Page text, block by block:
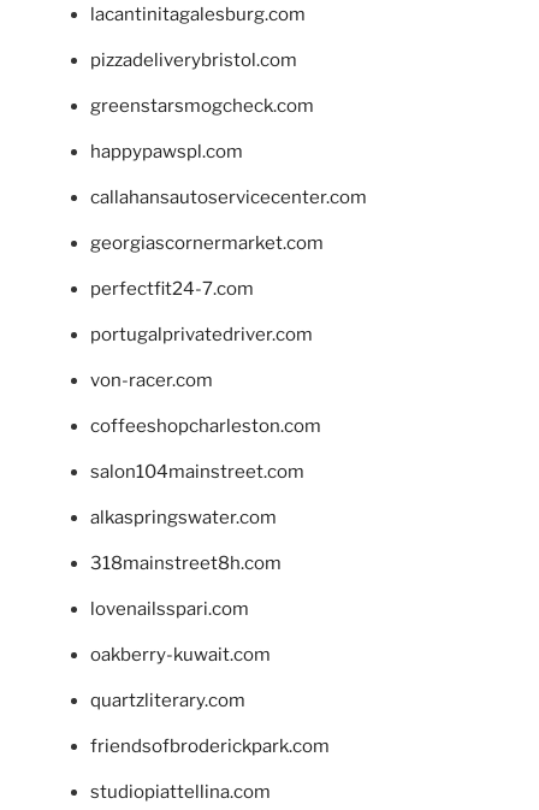
lacantinitagalesburg.com
pizzadeliverybristol.com
greenstarsmogcheck.com
happypawspl.com
callahansautoservicecenter.com
georgiascornermarket.com
perfectfit24-7.com
portugalprivatedriver.com
von-racer.com
coffeeshopcharleston.com
salon104mainstreet.com
alkaspringswater.com
318mainstreet8h.com
lovenailsspari.com
oakberry-kuwait.com
quartzliterary.com
friendsofbroderickpark.com
studiopiattellina.com